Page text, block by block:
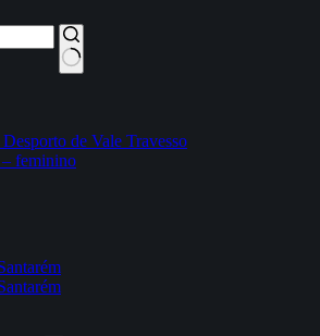
de Vale Travesso
feminino